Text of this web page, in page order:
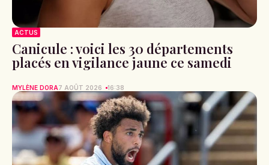
ACTUS
Canicule : voici les 30 départements
placés en vigilance jaune ce samedi
MYLÈNE DORA7 AOÛT 2026 16:38